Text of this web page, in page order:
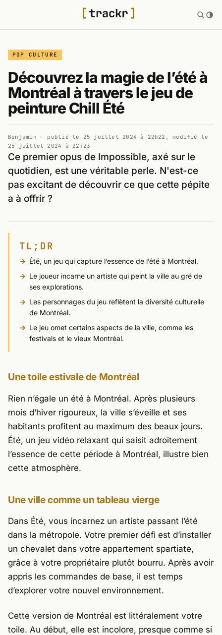
POP CULTURE
Découvrez la magie de l’été à
Montréal à travers le jeu de
peinture Chill Été
Benjamin — publié le 25 juillet 2024 à 22h22 , modifié le
25 juillet 2024 à 22h23
Ce premier opus de Impossible, axé sur le
quotidien, est une véritable perle. N'est-ce
pas excitant de découvrir ce que cette pépite
a à offrir ?
TL;DR
Été, un jeu qui capture l’essence de l’été à Montréal.
Le joueur incarne un artiste qui peint la ville au gré de
ses explorations.
Les personnages du jeu reflètent la diversité culturelle
de Montréal.
Le jeu omet certains aspects de la ville, comme les
festivals et le vieux Montréal.
Une toile estivale de Montréal
Rien n’égale un été à Montréal. Après plusieurs
mois d’hiver rigoureux, la ville s’éveille et ses
habitants profitent au maximum des beaux jours.
Été, un jeu vidéo relaxant qui saisit adroitement
l’essence de cette période à Montréal, illustre bien
cette atmosphère.
Une ville comme un tableau vierge
Dans Été, vous incarnez un artiste passant l’été
dans la métropole. Votre premier défi est d’installer
un chevalet dans votre appartement spartiate,
grâce à votre propriétaire plutôt bourru. Après avoir
appris les commandes de base, il est temps
d’explorer votre nouvel environnement.
Cette version de Montréal est littéralement votre
toile. Au début, elle est incolore, presque comme si